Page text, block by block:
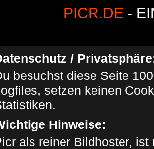
PICR.DE -
/
besuchst diese Seite
setzen keinen
Hinweise:
als reiner Bildhoster,